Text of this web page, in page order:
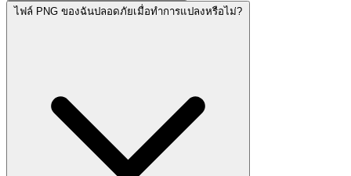
ไฟล์ PNG ของฉันปลอดภัยเมื่อทำการแปลงหรือไม่?